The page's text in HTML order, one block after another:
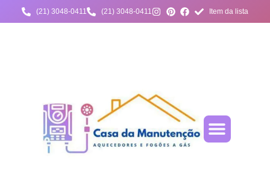
(21) 3048-0411 (21) 3048-0411 Item da lista